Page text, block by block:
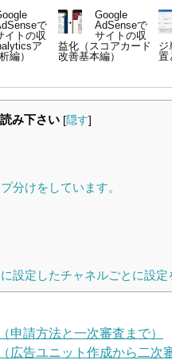
で
イトの収
ア
編）
Google
AdSenseで
サイトの収
益化（スコアカード
改善基本編）
ジ
置
み下さい [隠す]
分けをしています。
設定したチャネルごとに設定
申請方法と一次審査まで）
告ユニット作成から二次